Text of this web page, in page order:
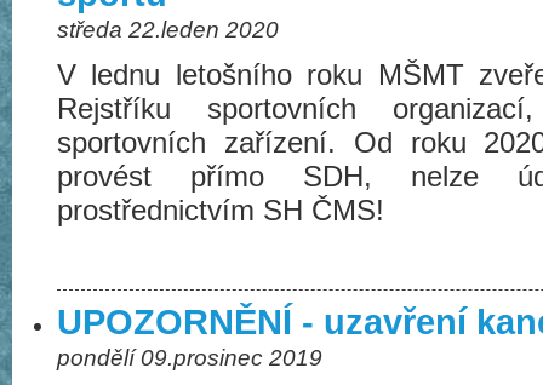
středa 22.leden 2020
V lednu letošního roku MŠMT
Rejstříku sportovních
sportovních zařízení. Od roku
provést přímo SDH, nelze
prostřednictvím SH ČMS!
UPOZORNĚNÍ - uzavření
pondělí 09.prosinec 2019